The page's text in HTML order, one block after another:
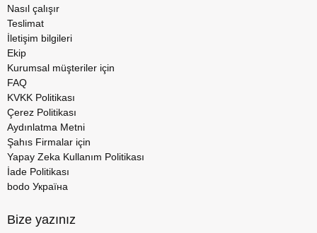
Nasıl çalışır
Teslimat
İletişim bilgileri
Ekip
Kurumsal müşteriler için
FAQ
KVKK Politikası
Çerez Politikası
Aydınlatma Metni
Şahıs Firmalar için
Yapay Zeka Kullanım Politikası
İade Politikası
bodo Україна
Bize yazınız